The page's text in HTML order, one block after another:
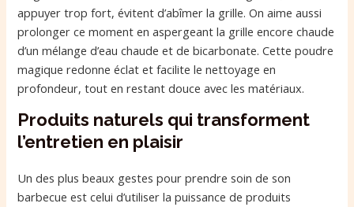
appuyer trop fort, évitent d’abîmer la grille. On aime aussi
prolonger ce moment en aspergeant la grille encore chaude
d’un mélange d’eau chaude et de bicarbonate. Cette poudre
magique redonne éclat et facilite le nettoyage en
profondeur, tout en restant douce avec les matériaux.
Produits naturels qui transforment
l’entretien en plaisir
Un des plus beaux gestes pour prendre soin de son
barbecue est celui d’utiliser la puissance de produits